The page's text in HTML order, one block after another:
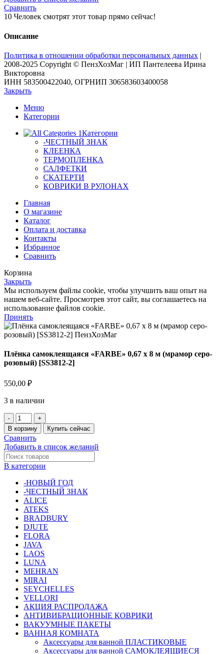
самоклеящаяся
"FARBE"
0,67
8
(мрамор
серо-
розовый)
[SS3812-
2]
Сравнить
10 Человек смотрят этот товар прямо сейчас!
Описание
Политика в отношении обработки персональных данных |
2008-2025 Copyright © ПензХозМаг | ИП Пантелеева Ирина
Викторовна
ИНН 583500422040, ОГРНИП 306583603400058
Закрыть
Меню
Категории
Категории
-ЧЕСТНЫЙ ЗНАК
КЛЕЕНКА
ТЕРМОПЛЕНКА
САЛФЕТКИ
СКАТЕРТИ
КОВРИКИ В РУЛОНАХ
Главная
О магазине
Каталог
Оплата и доставка
Контакты
Избранное
Сравнить
Корзина
Закрыть
Мы используем файлы cookie, чтобы улучшить ваш опыт на
нашем веб-сайте. Просмотрев этот сайт, вы соглашаетесь на
использование файлов cookie.
Принять
Плёнка самоклеящаяся «FARBE» 0,67 х 8 м (мрамор серо-
розовый) [SS3812-2]
550,00 ₽
3 в наличии
Количество
товара
Плёнка
самоклеящаяся
"FARBE"
0,67
х
(мрамор
серо-
розовый)
[SS3812-
В корзину Купить сейчас
Сравнить
Добавить в список желаний
В категории
-НОВЫЙ ГОД
-ЧЕСТНЫЙ ЗНАК
ALICE
ATEKS
BRADBURY
DJUTE
FLORA
JAVA
LAOS
LUNA
MEHRAN
MIRAI
SEYCHELLES
VELLORI
АКЦИЯ РАСПРОДАЖА
АНТИВИБРАЦИОННЫЕ КОВРИКИ
ВАКУУМНЫЕ ПАКЕТЫ
ВАННАЯ КОМНАТА
Аксессуары для ванной ПЛАСТИКОВЫЕ
Аксессуары для ванной САМОКЛЕЯЩИЕСЯ